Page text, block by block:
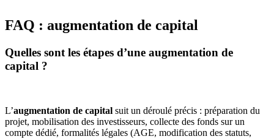
FAQ : augmentation de capital
Quelles sont les étapes d’une augmentation de
capital ?
L’augmentation de capital suit un déroulé précis : préparation du
projet, mobilisation des investisseurs, collecte des fonds sur un
compte dédié, formalités légales (AGE, modification des statuts,